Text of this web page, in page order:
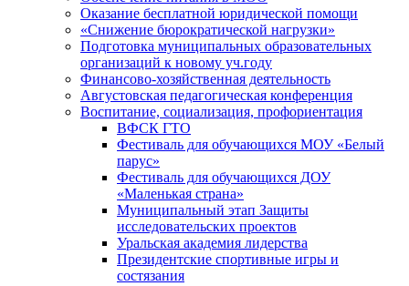
Оказание бесплатной юридической помощи
«Снижение бюрократической нагрузки»
Подготовка муниципальных образовательных
организаций к новому уч.году
Финансово-хозяйственная деятельность
Августовская педагогическая конференция
Воспитание, социализация, профориентация
ВФСК ГТО
Фестиваль для обучающихся МОУ «Белый
парус»
Фестиваль для обучающихся ДОУ
«Маленькая страна»
Муниципальный этап Защиты
исследовательских проектов
Уральская академия лидерства
Президентские спортивные игры и
состязания